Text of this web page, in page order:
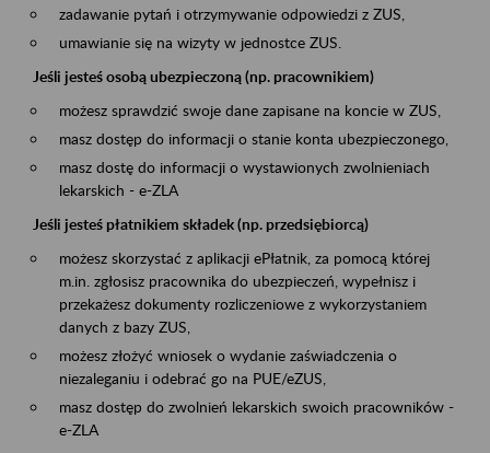
zadawanie pytań i otrzymywanie odpowiedzi z ZUS,
umawianie się na wizyty w jednostce ZUS.
Jeśli jesteś osobą ubezpieczoną (np. pracownikiem)
możesz sprawdzić swoje dane zapisane na koncie w ZUS,
masz dostęp do informacji o stanie konta ubezpieczonego,
masz dostę do informacji o wystawionych zwolnieniach
lekarskich - e-ZLA
Jeśli jesteś płatnikiem składek (np. przedsiębiorcą)
możesz skorzystać z aplikacji ePłatnik, za pomocą której
m.in. zgłosisz pracownika do ubezpieczeń, wypełnisz i
przekażesz dokumenty rozliczeniowe z wykorzystaniem
danych z bazy ZUS,
możesz złożyć wniosek o wydanie zaświadczenia o
niezaleganiu i odebrać go na PUE/eZUS,
masz dostęp do zwolnień lekarskich swoich pracowników -
e-ZLA